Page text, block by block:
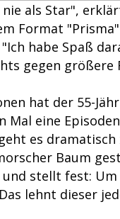
als Star",
Format
habe Spaß
gegen größere
hat der 55-
Mal eine
es dramatisch
Baum
stellt fest: Um
lehnt dieser